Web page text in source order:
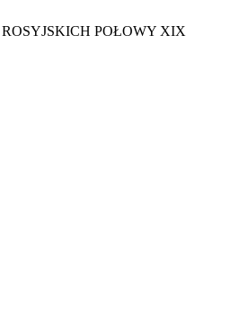
POŁOWY XIX